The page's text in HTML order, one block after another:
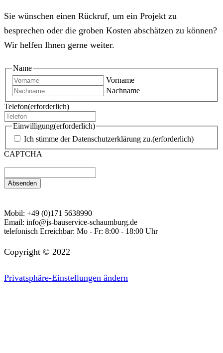
Sie wünschen einen Rückruf, um ein Projekt zu
besprechen oder die groben Kosten abschätzen zu können?
Wir helfen Ihnen gerne weiter.
Name
Vorname
Nachname
Telefon(erforderlich)
Einwilligung(erforderlich)
Ich stimme der Datenschutzerklärung zu.(erforderlich)
CAPTCHA
Mobil: +49 (0)171 5638990
Email: info@js-bauservice-schaumburg.de
telefonisch Erreichbar: Mo - Fr: 8:00 - 18:00 Uhr
Copyright © 2022
Privatsphäre-Einstellungen ändern